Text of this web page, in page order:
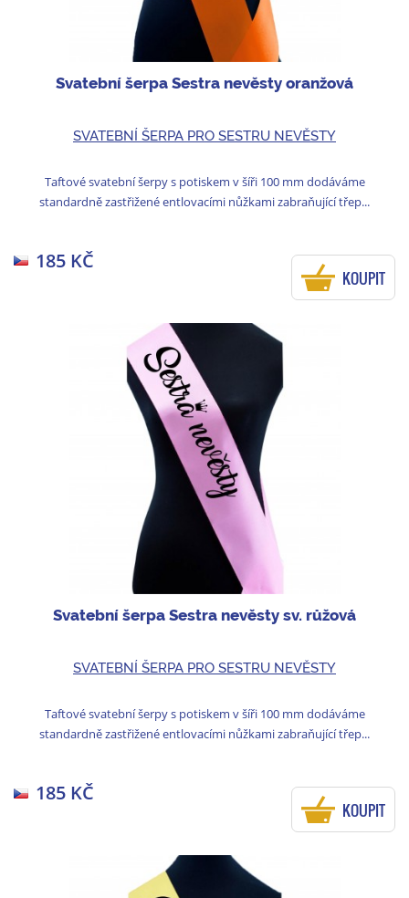
Svatební šerpa Sestra nevěsty oranžová
SVATEBNÍ ŠERPA PRO SESTRU NEVĚSTY
Taftové svatební šerpy s potiskem v šíři 100 mm dodáváme
standardně zastřižené entlovacími nůžkami zabraňující třep...
185 KČ
KOUPIT
Svatební šerpa Sestra nevěsty sv. růžová
SVATEBNÍ ŠERPA PRO SESTRU NEVĚSTY
Taftové svatební šerpy s potiskem v šíři 100 mm dodáváme
standardně zastřižené entlovacími nůžkami zabraňující třep...
185 KČ
KOUPIT